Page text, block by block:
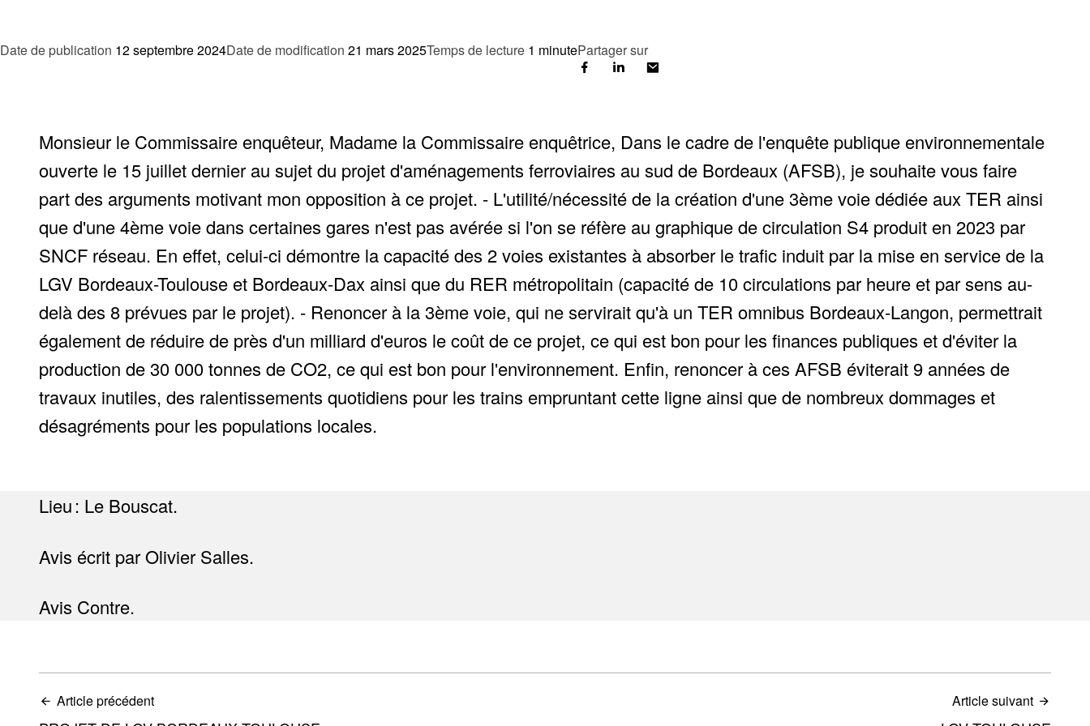
Date de publication 12 septembre 2024Date de modification 21 mars 2025Temps de lecture 1 minutePartager sur
Monsieur le Commissaire enquêteur, Madame la Commissaire enquêtrice, Dans le cadre de l'enquête publique environnementale
ouverte le 15 juillet dernier au sujet du projet d'aménagements ferroviaires au sud de Bordeaux (AFSB), je souhaite vous faire
part des arguments motivant mon opposition à ce projet. - L'utilité/nécessité de la création d'une 3ème voie dédiée aux TER ainsi
que d'une 4ème voie dans certaines gares n'est pas avérée si l'on se réfère au graphique de circulation S4 produit en 2023 par
SNCF réseau. En effet, celui-ci démontre la capacité des 2 voies existantes à absorber le trafic induit par la mise en service de la
LGV Bordeaux-Toulouse et Bordeaux-Dax ainsi que du RER métropolitain (capacité de 10 circulations par heure et par sens au-
delà des 8 prévues par le projet). - Renoncer à la 3ème voie, qui ne servirait qu'à un TER omnibus Bordeaux-Langon, permettrait
également de réduire de près d'un milliard d'euros le coût de ce projet, ce qui est bon pour les finances publiques et d'éviter la
production de 30 000 tonnes de CO2, ce qui est bon pour l'environnement. Enfin, renoncer à ces AFSB éviterait 9 années de
travaux inutiles, des ralentissements quotidiens pour les trains empruntant cette ligne ainsi que de nombreux dommages et
désagréments pour les populations locales.
Lieu : Le Bouscat.
Avis écrit par Olivier Salles.
Avis Contre.
Article précédent Article suivant